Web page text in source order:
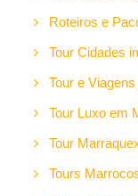
Roteiros e
Tour Cidades
Tour e
Tour Luxo em
Tour
Tours